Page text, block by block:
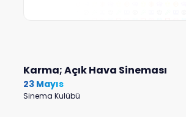
Karma; Açık Hava Sineması
23 Mayıs
Sinema Kulübü